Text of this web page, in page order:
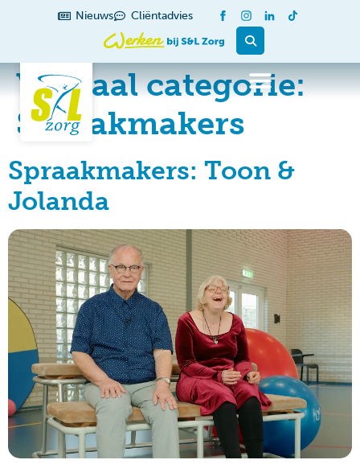
Nieuws Cliëntadvies
Verhaal categorie:
Spraakmakers
Spraakmakers: Toon &
Jolanda